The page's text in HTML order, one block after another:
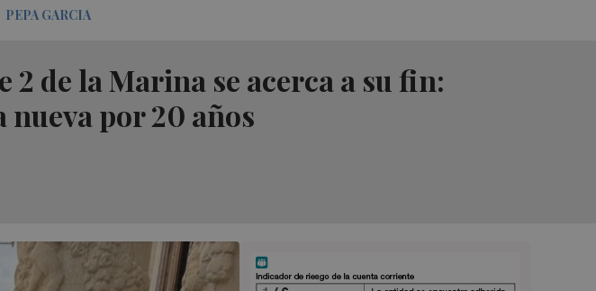
PEPA GARCIA
2 de la Marina se acerca a su fin:
por 20 años